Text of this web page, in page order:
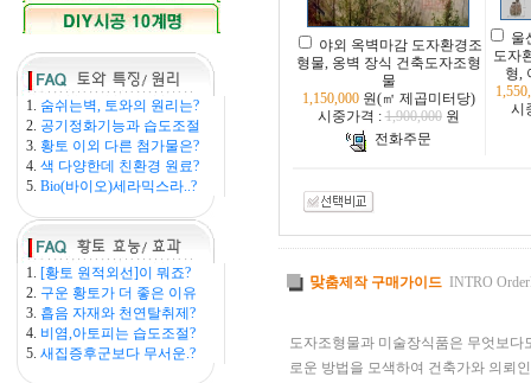
1. 숨쉬는벽, 토와의 원리는?
2. 공기정화기능과 습도조절
3. 황토 이외 다른 첨가물은?
4. 색 다양한데 친환경 원료?
5. Bio(바이오)세라믹스라..?
1. [황토 원적외선]이 뭐죠?
2. 구운 황토가 더 좋은 이유
3. 흡음 자재와 천연탈취제?
4. 비염,아토피는 습도조절?
5. 새집증후군보다 무서운.?
야외 옥벽마감 도자환경조
형물, 옹벽 장식 건축도자조형
물
1,150,000원(㎡ 제곱미터당)
시중가격 :1,900,000원
전화주문
울
도자
형,
시
맞춤제작 구매가이드 INTRO
도자조형물과 미술장식품은 무엇보
로운 방법을 모색하여 건축가와 의뢰